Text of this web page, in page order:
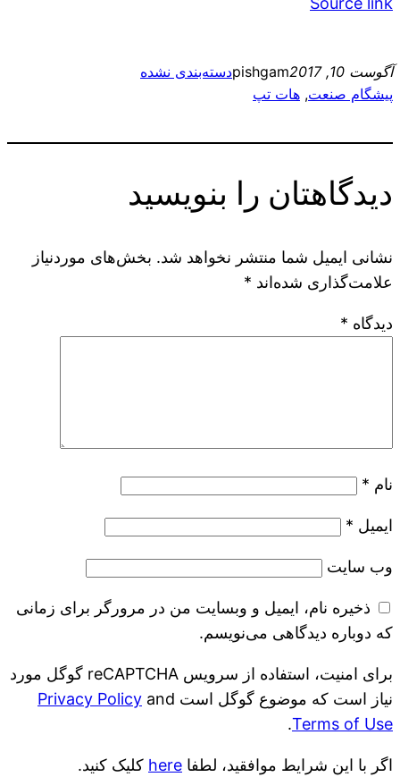
آگوست 10, 2017 pishgamدسته‌بندی نشده
پیشگام صنعت, هات تپ
دیدگاهتان را بنویسید
نشانی ایمیل شما منتشر نخواهد شد. بخش‌های موردنیاز
علامت‌گذاری شده‌اند *
دیدگاه *
نام *
ایمیل *
وب‌ سایت
ذخیره نام، ایمیل و وبسایت من در مرورگر برای زمانی
که دوباره دیدگاهی می‌نویسم.
برای امنیت، استفاده از سرویس reCAPTCHA گوگل مورد
نیاز است که موضوع گوگل است
Privacy Policy and
Terms of Use
.
اگر با این شرایط موافقید، لطفا here کلیک کنید.